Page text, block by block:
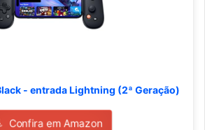
- entrada Lightning (2ª Geração)
Confira em Amazon